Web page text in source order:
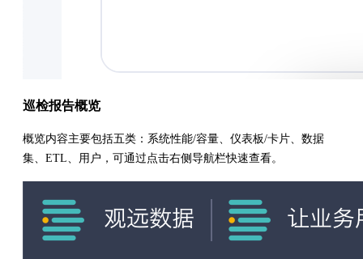
巡检报告概览
概览内容主要包括五类：系统性能/容量、仪表板/卡片、数据
集、ETL、用户，可通过点击右侧导航栏快速查看。